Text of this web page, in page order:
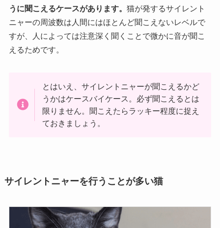
うに聞こえるケースがあります。 猫が発するサイレント
ニャーの周波数は人間にはほとんど聞こえないレベルで
すが、人によっては注意深く聞くことで微かに音が聞こ
えるためです。
とはいえ、サイレントニャーが聞こえるかど
うかはケースバイケース。必ず聞こえるとは
限りません。聞こえたらラッキー程度に捉え
ておきましょう。
サイレントニャーを行うことが多い猫